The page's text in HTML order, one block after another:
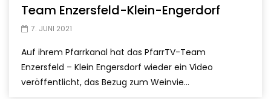
Team Enzersfeld-Klein-Engerdorf
7. JUNI 2021
Auf ihrem Pfarrkanal hat das PfarrTV-Team
Enzersfeld – Klein Engersdorf wieder ein Video
veröffentlicht, das Bezug zum Weinvie...